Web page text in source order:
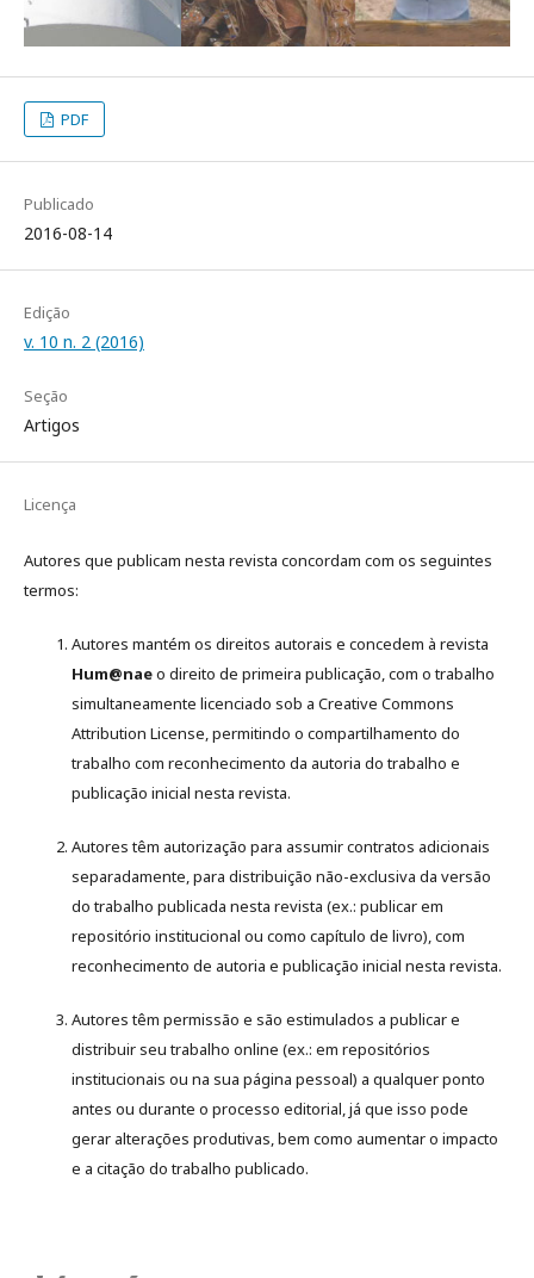
PDF
Publicado
2016-08-14
Edição
v. 10 n. 2 (2016)
Seção
Artigos
Licença
Autores que publicam nesta revista concordam com os seguintes
termos:
Autores mantém os direitos autorais e concedem à revista
Hum@naeo direito de primeira publicação, com o trabalho
simultaneamente licenciado sob a Creative Commons
Attribution License, permitindo o compartilhamento do
trabalho com reconhecimento da autoria do trabalho e
publicação inicial nesta revista.
Autores têm autorização para assumir contratos adicionais
separadamente, para distribuição não-exclusiva da versão
do trabalho publicada nesta revista (ex.: publicar em
repositório institucional ou como capítulo de livro), com
reconhecimento de autoria e publicação inicial nesta revista.
Autores têm permissão e são estimulados a publicar e
distribuir seu trabalho online (ex.: em repositórios
institucionais ou na sua página pessoal) a qualquer ponto
antes ou durante o processo editorial, já que isso pode
gerar alterações produtivas, bem como aumentar o impacto
e a citação do trabalho publicado.